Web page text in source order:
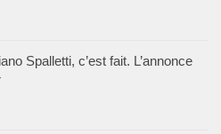
Spalletti, c’est fait. L’annonce